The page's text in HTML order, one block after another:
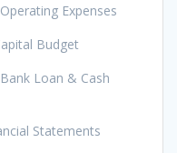
Expenses
Budget
Loan & Cash
Statements